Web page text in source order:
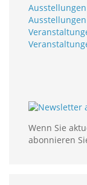
Wenn Sie
abonnieren